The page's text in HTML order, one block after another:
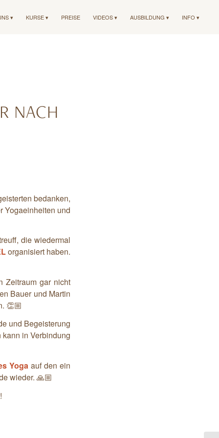
▾ KURSE ▾ PREISE VIDEOS ▾ AUSBILDUNG ▾ INFO ▾
NACH
bedanken,
Yogaeinheiten und
die wiedermal
organisiert haben.
Zeitraum gar nicht
Bauer und Martin
👏🏼
und Begeisterung
in Verbindung
Yogaauf den ein
wieder. 🙏🏼